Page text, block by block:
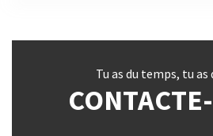
Tu as du temps, tu as